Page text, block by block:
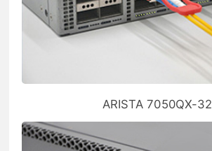
ARISTA 7050QX-32